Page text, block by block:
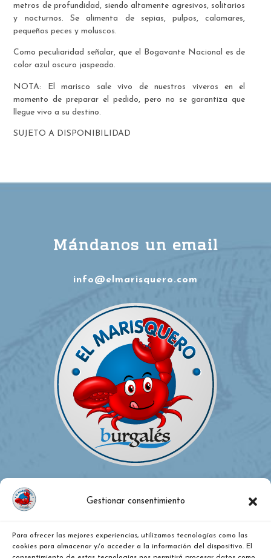
Gestionar consentimiento
Para ofrecer las mejores experiencias, utilizamos tecnologías como las
cookies para almacenar y/o acceder a la información del dispositivo. El
metros de profundidad, siendo altamente agresivos, solitarios
y nocturnos. Se alimenta de sepias, pulpos, calamares,
pequeños peces y moluscos.
Como peculiaridad señalar, que el Bogavante Nacional es de
color azul oscuro jaspeado.
NOTA: El marisco sale vivo de nuestros viveros en el
momento de preparar el pedido, pero no se garantiza que
llegue vivo a su destino.
SUJETO A DISPONIBILIDAD
Mándanos un email
info@elmarisquero.com
¿DÓNDE ESTAMOS?